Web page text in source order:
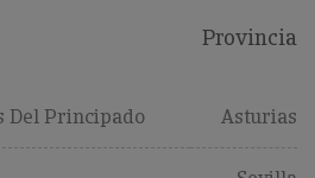
Provincia
Del Principado Asturias